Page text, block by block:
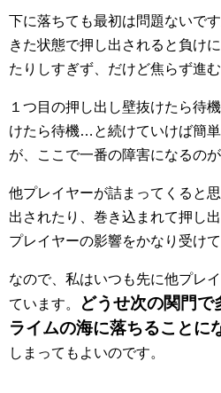
下に落ちても最初は問題ないで
きた状態で押し出されると負け
たりしすぎず、だけど焦らず進
１つ目の押し出し壁抜けたら待
けたら待機…と続けていけば簡
が、ここで一番の障害になるの
他プレイヤーが詰まってくると
出されたり、巻き込まれて押し
プレイヤーの影響をかなり受けて
なので、私はいつも先に他プレ
ています。
どうせ次の関門
ライムの海に落ちることに
しまってもよいのです。